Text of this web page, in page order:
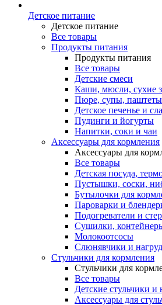
Детское питание
Детское питание
Все товары
Продукты питания
Продукты питания
Все товары
Детские смеси
Каши, мюсли, сухие
Пюре, супы, паштеты
Детское печенье и
Пудинги и йогурты
Напитки, соки и чаи
Аксессуары для кормления
Аксессуары для
Все товары
Детская посуда,
Пустышки, соски,
Бутылочки для
Пароварки и
Подогреватели и
Сушилки,
Молокоотсосы
Слюнявчики и
Стульчики для кормления
Стульчики для
Все товары
Детские стульчики и
Аксессуары для